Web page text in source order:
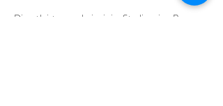
Dienstleistungen bei mir im Studio, wie z.B.